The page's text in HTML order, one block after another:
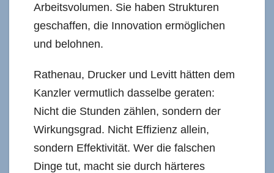
Arbeitsvolumen. Sie haben Strukturen
geschaffen, die Innovation ermöglichen
und belohnen.
Rathenau, Drucker und Levitt hätten dem
Kanzler vermutlich dasselbe geraten:
Nicht die Stunden zählen, sondern der
Wirkungsgrad. Nicht Effizienz allein,
sondern Effektivität. Wer die falschen
Dinge tut, macht sie durch härteres